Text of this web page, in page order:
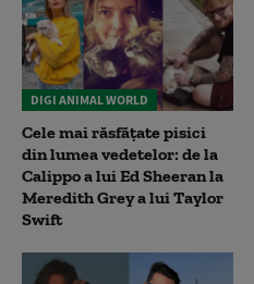
DIGI ANIMAL WORLD
Cele mai răsfățate pisici
din lumea vedetelor: de la
Calippo a lui Ed Sheeran la
Meredith Grey a lui Taylor
Swift